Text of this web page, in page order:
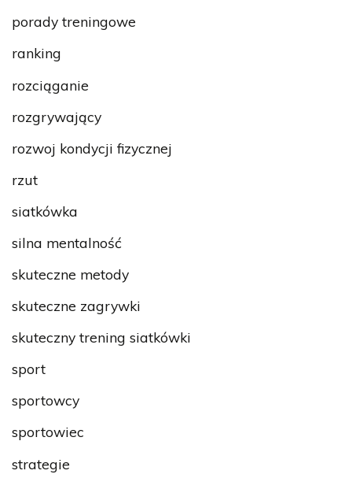
porady treningowe
ranking
rozciąganie
rozgrywający
rozwoj kondycji fizycznej
rzut
siatkówka
silna mentalność
skuteczne metody
skuteczne zagrywki
skuteczny trening siatkówki
sport
sportowcy
sportowiec
strategie